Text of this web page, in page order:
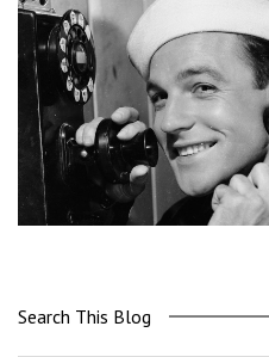
Search This Blog